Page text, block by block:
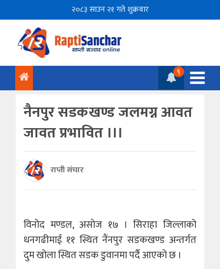
२०८३ साउन २१ गते शुक्रवार
९
नैनपुर सडकखण्ड जलमग्न आवत
जावत प्रभावित ।।।
राप्ती संचार
विनोद मण्डल, असाेज १७ । सिराहा जिल्लाको
धनगढीमाई ११ स्थित नैंनपुर सडकखण्ड अन्तर्गत
दुम खोला स्थित सडक डुवानमा पर्दै आएको छ ।